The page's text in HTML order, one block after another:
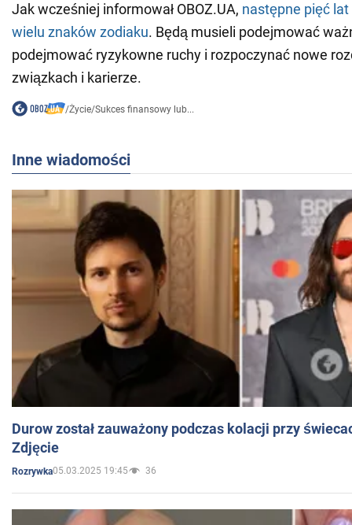
Jak wcześniej informował OBOZ.UA, następne pięć
wielu znaków zodiaku. Będą musieli podejmować
podejmować ryzykowne ruchy i rozpoczynać nowe
związkach i karierze.
/Życie/Sukces finansowy lub...
Inne wiadomości
Durow został zauważony podczas kolacji przy
Zdjęcie
Rozrywka05.03.2025 19:45 36